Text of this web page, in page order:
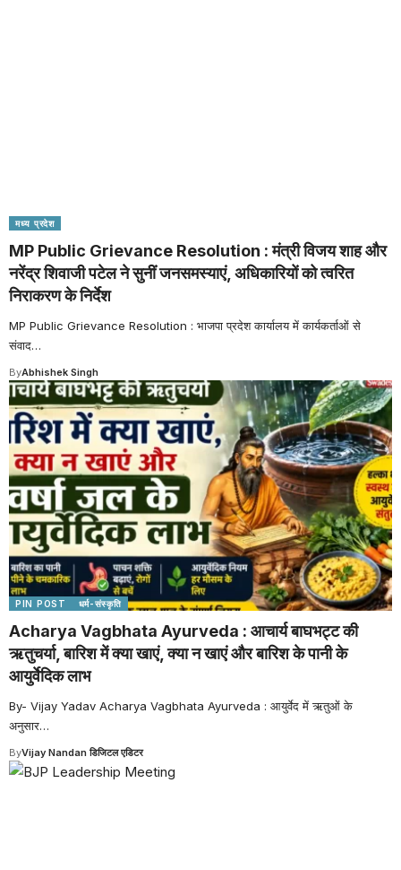
मध्य प्रदेश
MP Public Grievance Resolution : मंत्री विजय शाह और
नरेंद्र शिवाजी पटेल ने सुनीं जनसमस्याएं, अधिकारियों को त्वरित
निराकरण के निर्देश
MP Public Grievance Resolution : भाजपा प्रदेश कार्यालय में कार्यकर्ताओं से
संवाद…
ByAbhishek Singh
PIN POST धर्म-संस्कृति
Acharya Vagbhata Ayurveda : आचार्य बाघभट्ट की
ऋतुचर्या, बारिश में क्या खाएं, क्या न खाएं और बारिश के पानी के
आयुर्वेदिक लाभ
By- Vijay Yadav Acharya Vagbhata Ayurveda : आयुर्वेद में ऋतुओं के
अनुसार…
ByVijay Nandan डिजिटल एडिटर